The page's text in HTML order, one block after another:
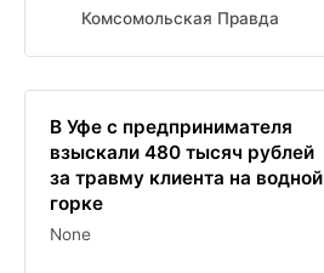
Комсомольская Правда
В Уфе с предпринимателя
взыскали 480 тысяч рублей
за травму клиента на водной
горке
None